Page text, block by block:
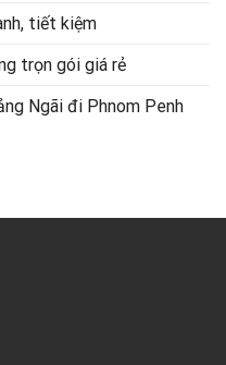
tiết kiệm
trọn gói giá rẻ
Ngãi đi Phnom Penh